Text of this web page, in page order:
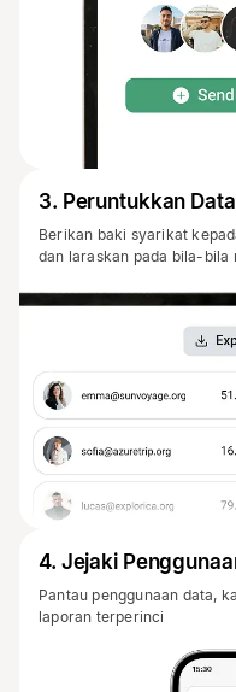
3. Peruntukkan Data
Berikan baki syarikat
dan laraskan pada bila-bila
4. Jejaki
Pantau penggunaan data,
laporan terperinci